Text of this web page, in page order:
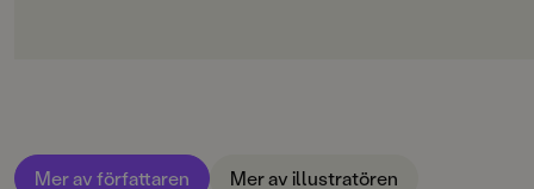
Mer av författaren Mer av illustratören